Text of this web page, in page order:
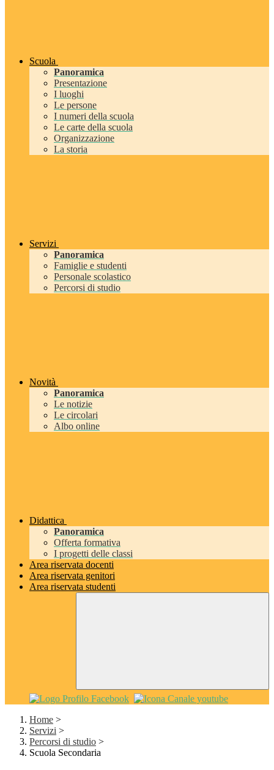
Scuola
Panoramica
Presentazione
I luoghi
Le persone
I numeri della scuola
Le carte della scuola
Organizzazione
La storia
Servizi
Panoramica
Famiglie e studenti
Personale scolastico
Percorsi di studio
Novità
Panoramica
Le notizie
Le circolari
Albo online
Didattica
Panoramica
Offerta formativa
I progetti delle classi
Area riservata docenti
Area riservata genitori
Area riservata studenti
Home >
Servizi >
Percorsi di studio >
Scuola Secondaria